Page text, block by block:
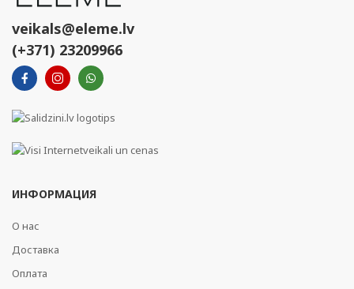
veikals@eleme.lv
(+371) 23209966
ИНФОРМАЦИЯ
О нас
Доставка
Оплата